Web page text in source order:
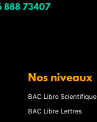
888 73407
Nos niveaux
BAC Libre Scientifique
BAC Libre Lettres